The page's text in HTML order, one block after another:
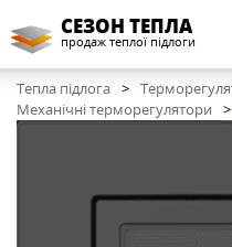
СЕЗОН ТЕПЛА
продаж теплої підлоги
Тепла підлога
Механічні терморегулятори